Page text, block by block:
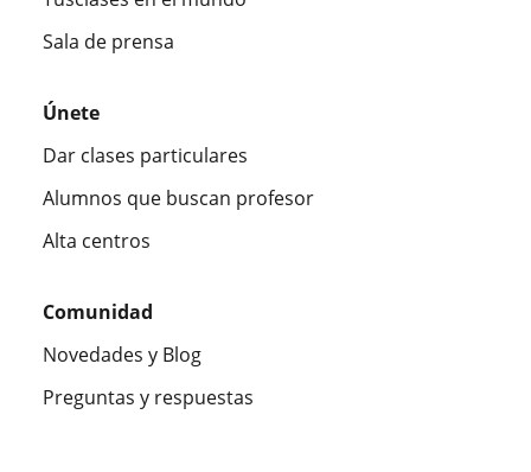
Sala de prensa
Únete
Dar clases particulares
Alumnos que buscan profesor
Alta centros
Comunidad
Novedades y Blog
Preguntas y respuestas